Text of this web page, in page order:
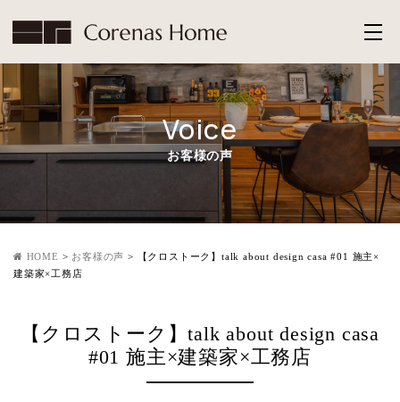
Voice
お客様の声
HOME > お客様の声 >
【クロストーク】talk about design casa #01 施主×
建築家×工務店
【クロストーク】talk about design casa
#01 施主×建築家×工務店